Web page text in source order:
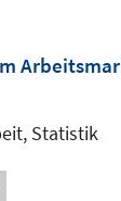
Statistik